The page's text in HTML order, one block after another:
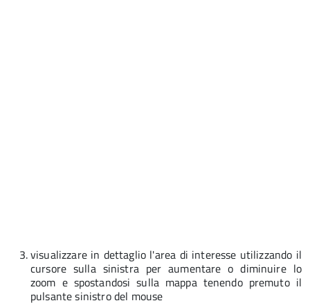
visualizzare in dettaglio l'area di interesse utilizzando il
cursore sulla sinistra per aumentare o diminuire lo
zoom e spostandosi sulla mappa tenendo premuto il
pulsante sinistro del mouse